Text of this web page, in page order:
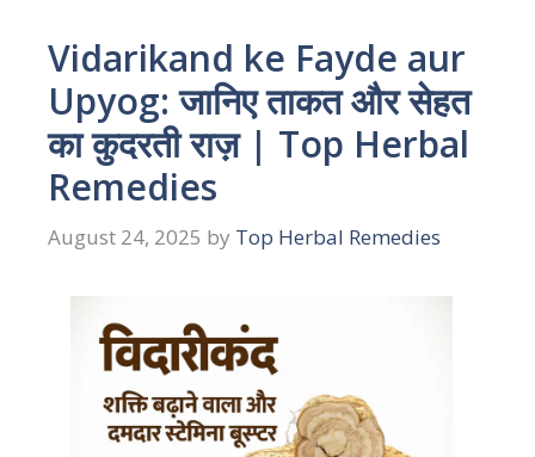
Vidarikand ke Fayde aur
Upyog: जानिए ताकत और सेहत
का कुदरती राज़ | Top Herbal
Remedies
August 24, 2025 by Top Herbal Remedies